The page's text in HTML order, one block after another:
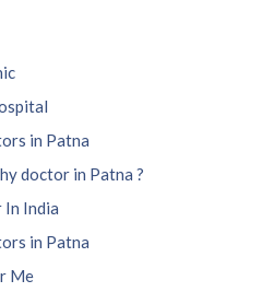
in Patna
doctor in Patna ?
India
in Patna
Me